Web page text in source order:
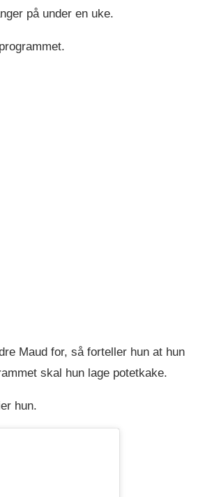
på under en uke.
Maud for, så forteller hun at hun
skal hun lage potetkake.
hun.